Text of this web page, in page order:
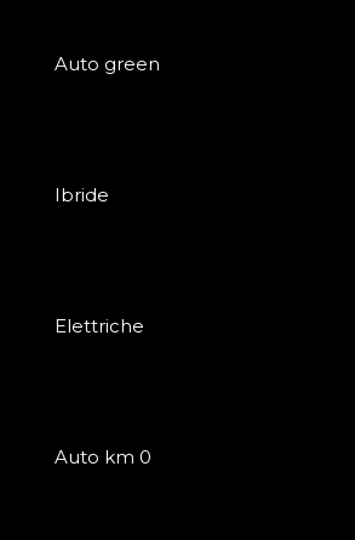
Auto green
Ibride
Elettriche
Auto km 0